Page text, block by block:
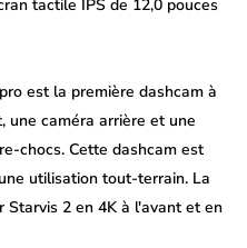
tactile IPS de 12,0 pouces
est la première dashcam à
une caméra arrière et une
chocs. Cette dashcam est
utilisation tout-terrain. La
Starvis 2 en 4K à l'avant et en